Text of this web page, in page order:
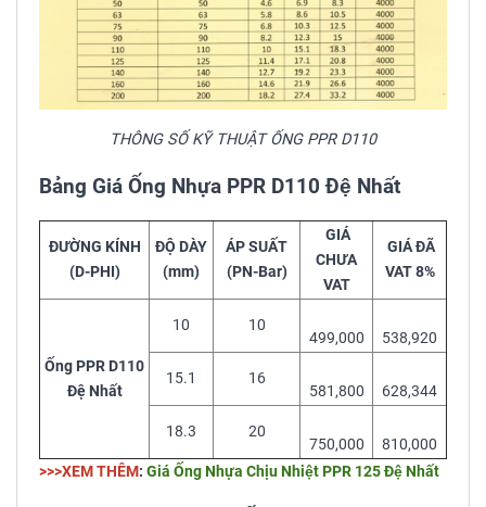
THÔNG SỐ KỸ THUẬT ỐNG PPR D110
Bảng Giá Ống Nhựa PPR D110 Đệ Nhất
ĐƯỜNG KÍNH
(D-PHI)
ĐỘ DÀY
(mm)
ÁP SUẤT
(PN-Bar)
GIÁ
CHƯA
VAT
GIÁ ĐÃ
VAT 8%
Ống PPR D110
Đệ Nhất
10 10
499,000 538,920
15.1 16
581,800 628,344
18.3 20
750,000
810,000
>>>XEM THÊM: Giá Ống Nhựa Chịu Nhiệt PPR 125 Đệ Nhất